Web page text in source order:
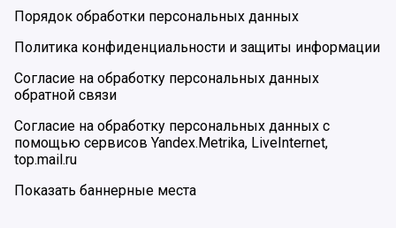
Порядок обработки персональных данных
Политика конфиденциальности и защиты информации
Согласие на обработку персональных данных
обратной связи
Согласие на обработку персональных данных с
помощью сервисов Yandex.Metrika, LiveInternet,
top.mail.ru
Показать баннерные места